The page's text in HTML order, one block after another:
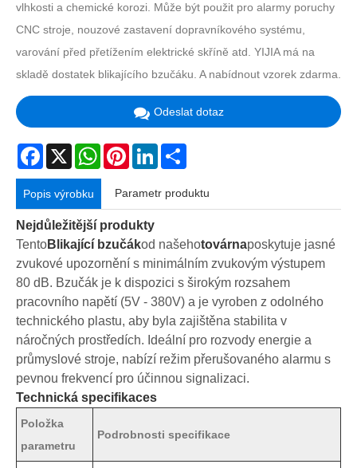
vlhkosti a chemické korozi. Může být použit pro alarmy poruchy
CNC stroje, nouzové zastavení dopravníkového systému,
varování před přetížením elektrické skříně atd. YIJIA má na
skladě dostatek blikajícího bzučáku. A nabídnout vzorek zdarma.
Odeslat dotaz
Facebook
X WhatsAppPinterestLinkedIn
Popis výrobku Parametr produktu
Nejdůležitější produkty
TentoBlikající bzučákod našehotovárnaposkytuje jasné
zvukové upozornění s minimálním zvukovým výstupem
80 dB. Bzučák je k dispozici s širokým rozsahem
pracovního napětí (5V - 380V) a je vyroben z odolného
technického plastu, aby byla zajištěna stabilita v
náročných prostředích. Ideální pro rozvody energie a
průmyslové stroje, nabízí režim přerušovaného alarmu s
pevnou frekvencí pro účinnou signalizaci.
Technická specifikaces
Položka
parametru
Podrobnosti specifikace